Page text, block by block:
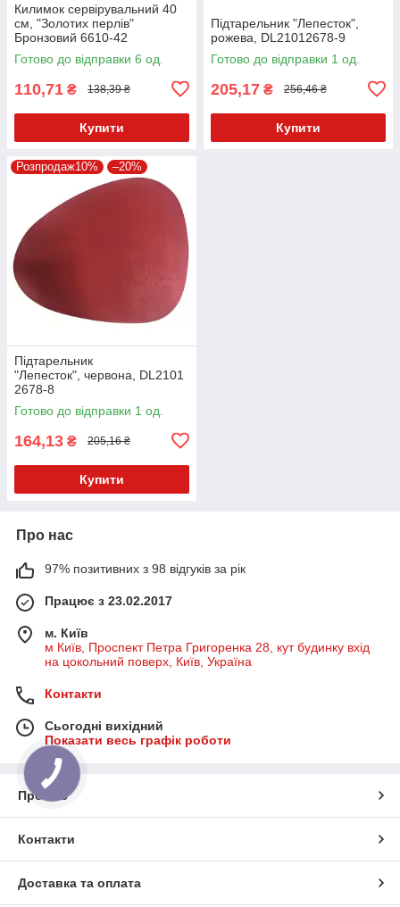
Килимок сервірувальний 40
см, "Золотих перлів"
Бронзовий 6610-42
Готово до відправки 6 од.
110,71 ₴ 138,39 ₴
Купити
Підтарельник "Лепесток",
рожева, DL21012678-9
Готово до відправки 1 од.
205,17 ₴ 256,46 ₴
Купити
Розпродаж10% –20%
Підтарельник
"Лепесток", червона, DL2101
2678-8
Готово до відправки 1 од.
164,13 ₴ 205,16 ₴
Купити
Про нас
97% позитивних з 98 відгуків за рік
Працює з 23.02.2017
м. Київ
м Київ, Проспект Петра Григоренка 28, кут будинку вхід
на цокольний поверх, Київ, Україна
Контакти
Сьогодні вихідний
Показати весь графік роботи
Про нас
Контакти
Доставка та оплата